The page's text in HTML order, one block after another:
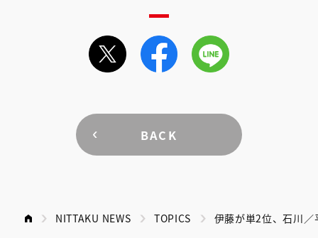
BACK
NITTAKU NEWS TOPICS 伊藤が単2位、石川